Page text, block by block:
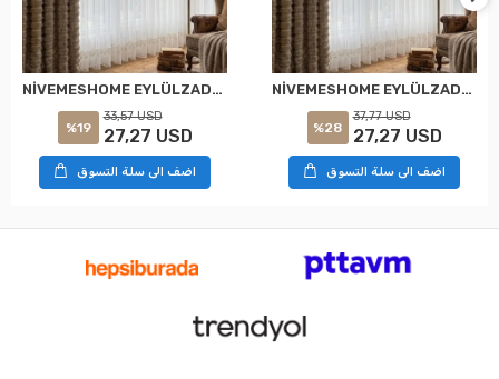
NİVEMESHOME EYLÜLZADE GOLD DETAY 1/2,5 PİLELİ TÜL PERDE APM
%19
33,57 USD
27,27 USD
اضف الى سلة التسوق
NİVEMESHOME EYLÜLZADE GOLD DETAY 1/3 PİLELİ TÜL PERDE APM
%28
37,77 USD
27,27 USD
اضف الى سلة التسوق